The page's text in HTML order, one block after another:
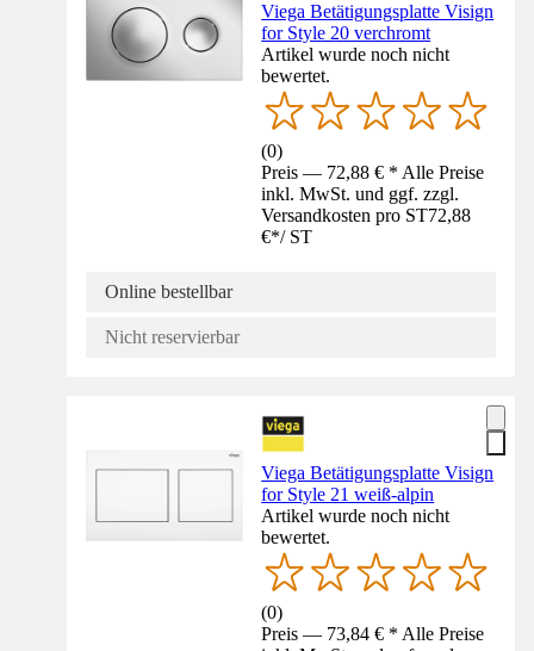
Viega Betätigungsplatte Visign
for Style 20 verchromt
Artikel wurde noch nicht
bewertet.
(0)
Preis — 72,88 € * Alle Preise
inkl. MwSt. und ggf. zzgl.
Versandkosten pro ST72,88
€*/ ST
Online bestellbar
Nicht reservierbar
Viega Betätigungsplatte Visign
for Style 21 weiß-alpin
Artikel wurde noch nicht
bewertet.
(0)
Preis — 73,84 € * Alle Preise